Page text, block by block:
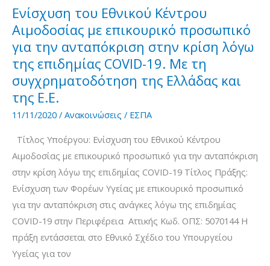
προσωπικό
για
την
ανταπόκριση
κρίση
επιδημίας
COVID-
19
για
το
έτος
2023
Ενίσχυση του Εθνικού Κέντρου
Αιμοδοσίας με επικουρικό προσωπικό
για την ανταπόκριση στην κρίση λόγω
της επιδημίας COVID-19. Με τη
συγχρηματοδότηση της Ελλάδας και
της Ε.Ε.
11/11/2020 / Ανακοινώσεις / ΕΣΠΑ
Τίτλος Υποέργου: Ενίσχυση του Εθνικού Κέντρου
Αιμοδοσίας με επικουρικό προσωπικό για την ανταπόκριση
στην κρίση λόγω της επιδημίας COVID-19 Τίτλος Πράξης:
Ενίσχυση των Φορέων Υγείας με επικουρικό προσωπικό
για την ανταπόκριση στις ανάγκες λόγω της επιδημίας
COVID-19 στην Περιφέρεια Αττικής Κωδ. ΟΠΣ: 5070144 Η
πράξη εντάσσεται στο Εθνικό Σχέδιο του Υπουργείου
Υγείας για τον